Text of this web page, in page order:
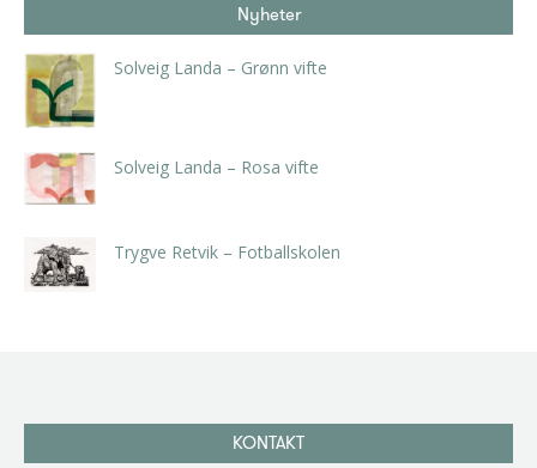
Nyheter
Solveig Landa – Grønn vifte
Solveig Landa – Rosa vifte
Trygve Retvik – Fotballskolen
KONTAKT